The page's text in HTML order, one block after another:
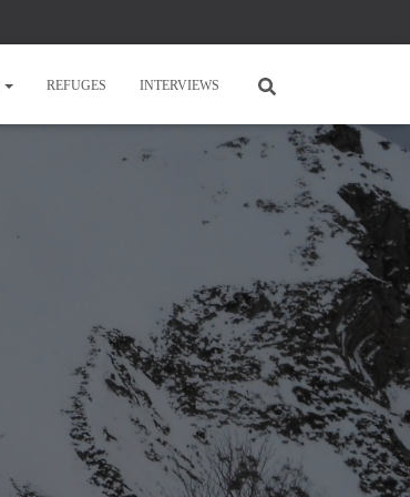
REFUGES INTERVIEWS